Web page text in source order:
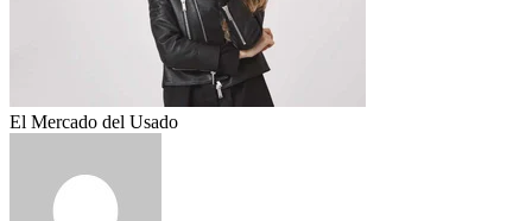
El Mercado del Usado